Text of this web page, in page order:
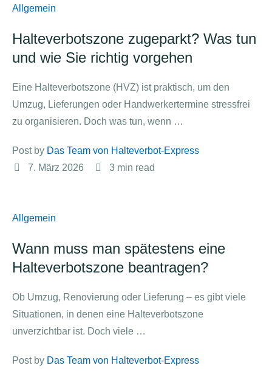
Allgemein
Halteverbotszone zugeparkt? Was tun
und wie Sie richtig vorgehen
Eine Halteverbotszone (HVZ) ist praktisch, um den
Umzug, Lieferungen oder Handwerkertermine stressfrei
zu organisieren. Doch was tun, wenn …
Post by Das Team von Halteverbot-Express
7. März 2026
3 min read
Allgemein
Wann muss man spätestens eine
Halteverbotszone beantragen?
Ob Umzug, Renovierung oder Lieferung – es gibt viele
Situationen, in denen eine Halteverbotszone
unverzichtbar ist. Doch viele …
Post by Das Team von Halteverbot-Express